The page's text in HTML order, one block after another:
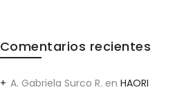
Comentarios recientes
A. Gabriela Surco R. en HAORI